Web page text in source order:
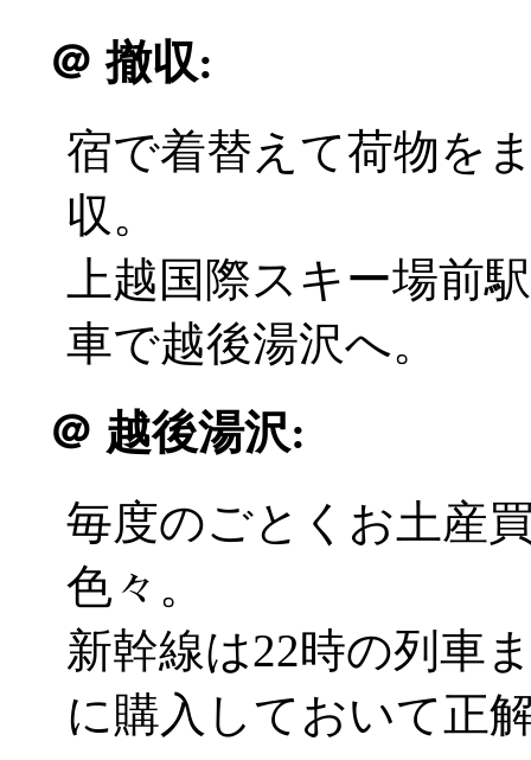
＠ 撤収:
宿で着替えて荷物を
収。
上越国際スキー場前
車で越後湯沢へ。
＠ 越後湯沢:
毎度のごとくお土産
色々。
新幹線は22時の列車
に購入しておいて正